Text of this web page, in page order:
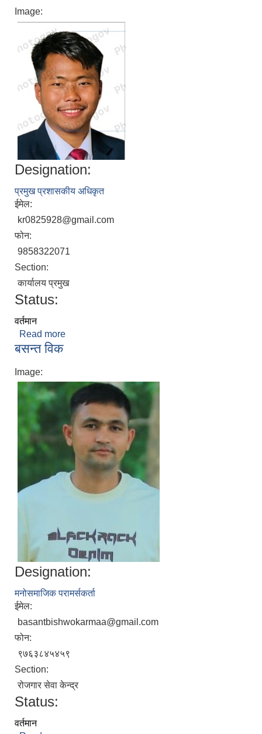
Image:
Designation:
प्रमुख प्रशासकीय अधिकृत
ईमेल:
kr0825928@gmail.com
फोन:
9858322071
Section:
कार्यालय प्रमुख
Status:
वर्तमान
Read more
बसन्त विक
Image:
Designation:
मनोसमाजिक परामर्सकर्ता
ईमेल:
basantbishwokarmaa@gmail.com
फोन:
९७६३८४५४५९
Section:
रोजगार सेवा केन्द्र
Status:
वर्तमान